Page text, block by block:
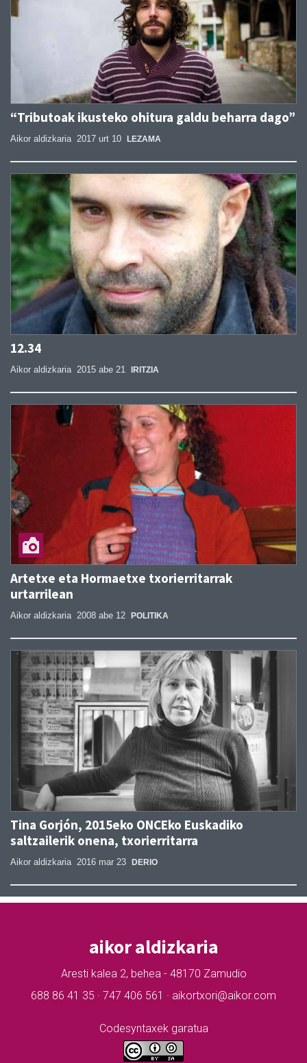
“Tributoak ikusteko ohitura galdu beharra dago”
Aikor aldizkaria 2017 urt 10 LEZAMA
12.34
Aikor aldizkaria 2015 abe 21 IRITZIA
Artetxe eta Hormaetxe txorierritarrak
urtarrilean
Aikor aldizkaria 2008 abe 12 POLITIKA
Tina Gorjón, 2015eko ONCEko Euskadiko
saltzailerik onena, txorierritarra
Aikor aldizkaria 2016 mar 23 DERIO
aikor aldizkaria
Aresti kalea 2, behea - 48170 Zamudio
688 86 41 35 · 747 406 561 · aikortxori@aikor.com
Codesyntaxek garatua